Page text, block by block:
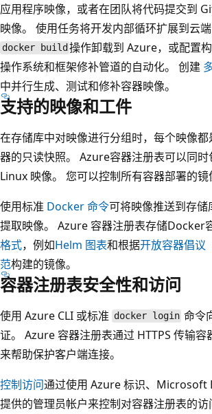
应用程序映像，或者在团队将代码提交到
映像。 使用任务将开发内部循环扩展到云
docker build 操作卸载到 Azure，或配置
操作系统和框架修补管道的自动化。 创建
中并行生成、测试和修补容器映像。
支持的映像和工件
在存储库中对映像进行分组时，每个映像
器的只读快照。 Azure容器注册表可以同
Linux 映像。 您可以控制所有容器部署的镜
使用标准 Docker 命令可将映像推送到存
提取映像。 Azure 容器注册表存储Docker
格式，例如Helm 图表和根据开放容器倡议
范构建的镜像。
容器注册表安全性和访问
使用 Azure CLI 或标准 docker login 命令
证。 Azure 容器注册表通过 HTTPS 传输容
来帮助保护客户端连接。
控制访问通过使用 Azure 标识、Microsoft
提供的管理员帐户来控制对容器注册表的访